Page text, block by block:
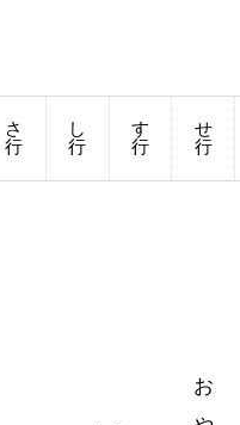
さ
行
し
行
す
行
せ
行